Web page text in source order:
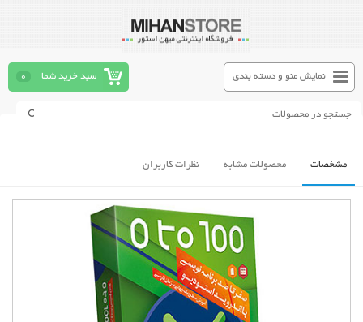
سبد خرید شما 0 نمایش منو و دسته بندی
مشخصات محصولات مشابه نظرات کاربران